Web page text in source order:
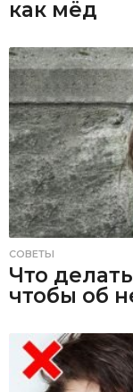
как мёд
СОВЕТЫ
Что
чтобы об